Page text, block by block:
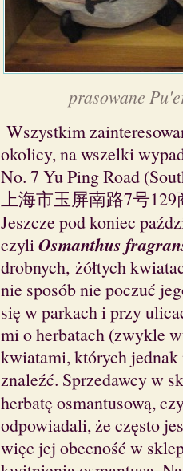
prasowane
Wszystkim
okolicy, na wszelki
No. 7 Yu Ping Road
上海市玉屏南路7号129
Jeszcze pod koniec
czyliOsmanthus
drobnych, żółtych
nie sposób nie poczuć
się w parkach i przy
mi o herbatach (zwykle
kwiatami, których jednak
znaleźć. Sprzedawcy w
herbatę osmantusową,
odpowiadali, że często
więc jej obecność w